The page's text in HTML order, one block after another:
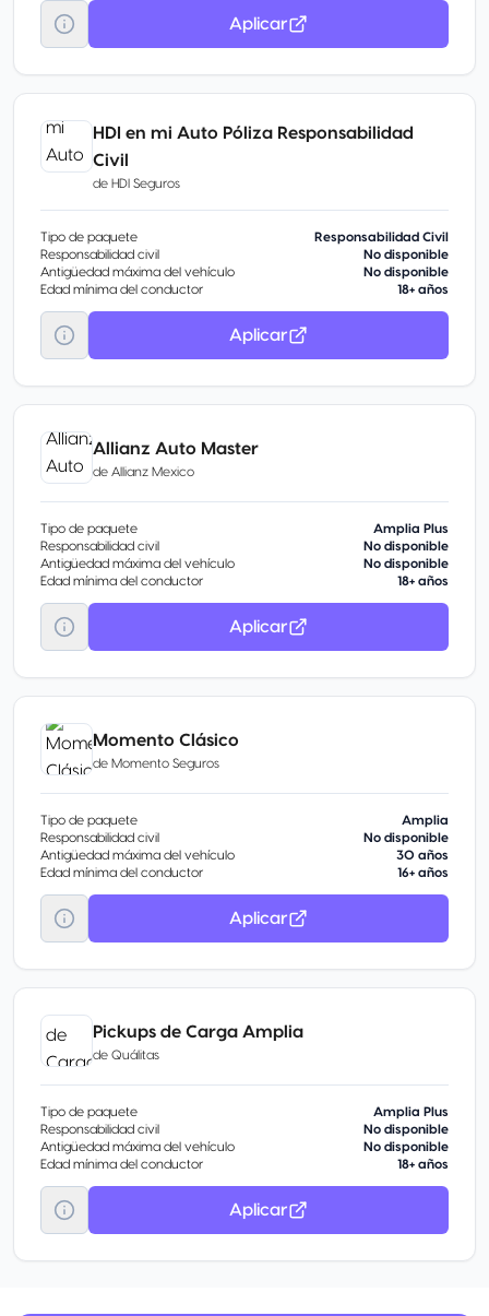
Aplicar
HDI en mi Auto Póliza Responsabilidad
Civil
de HDI Seguros
Tipo de paquete
Responsabilidad Civil
Responsabilidad civil
No disponible
Antigüedad máxima del vehículo
No disponible
Edad mínima del conductor
18+ años
Aplicar
Allianz Auto Master
de Allianz Mexico
Tipo de paquete
Amplia Plus
Responsabilidad civil
No disponible
Antigüedad máxima del vehículo
No disponible
Edad mínima del conductor
18+ años
Aplicar
Momento Clásico
de Momento Seguros
Tipo de paquete
Amplia
Responsabilidad civil
No disponible
Antigüedad máxima del vehículo
30 años
Edad mínima del conductor
16+ años
Aplicar
Pickups de Carga Amplia
de Quálitas
Tipo de paquete
Amplia Plus
Responsabilidad civil
No disponible
Antigüedad máxima del vehículo
No disponible
Edad mínima del conductor
18+ años
Aplicar